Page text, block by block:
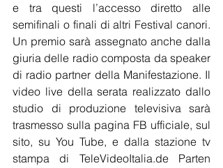
e tra questi l’accesso diretto alle
semifinali o finali di altri Festival canori.
Un premio sarà assegnato anche dalla
giuria delle radio composta da speaker
di radio partner della Manifestazione. Il
video live della serata realizzato dallo
studio di produzione televisiva sarà
trasmesso sulla pagina FB ufficiale, sul
sito, su You Tube, e dalla stazione tv
stampa di TeleVideoItalia.de Parten